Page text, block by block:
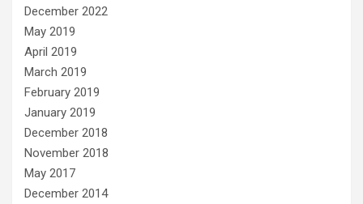
December 2022
May 2019
April 2019
March 2019
February 2019
January 2019
December 2018
November 2018
May 2017
December 2014